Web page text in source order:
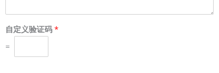
自定义验证码*
=